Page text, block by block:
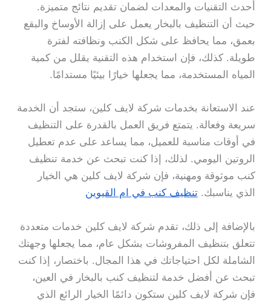
أحدث التقنيات والمعدات لضمان تقديم نتائج متميزة.
حيث أن التنظيف بالبخار يعمل على إزالة الأوساخ والبقع
بعمق، مما يحافظ على شكل الكنب ونظافته لفترة
طويلة. كذلك، فإن استخدام هذه التقنية يقلل من كمية
المياه المستخدمة، مما يجعلها خيارًا بيئيًا مستدامًا.
عند الاستعانة بخدمات شركة لايف كلين، ستجد أن الخدمة
سريعة وفعالة. يتمتع فريق العمل بالقدرة على التنظيف
في أوقات مناسبة للعميل، مما يساعد على عدم تعطيل
الروتين اليومي. لذلك، إذا كنت تبحث عن خدمة تنظيف
كنب موثوقة ومهنية، فإن شركة لايف كلين هي الخيار
الذي يناسبك.تنظيف كنب في ام القيوين
بالإضافة إلى ذلك، تقدم شركة لايف كلين خدمات متعددة
تتعلق بتنظيف المفروشات بشكل عام، مما يجعلها وجهتك
الشاملة لكل احتياجاتك في هذا المجال. باختصار، إذا كنت
تبحث عن أفضل خدمة لتنظيف كنب بالبخار في العين،
فإن شركة لايف كلين ستكون دائمًا الخيار الرائع الذي